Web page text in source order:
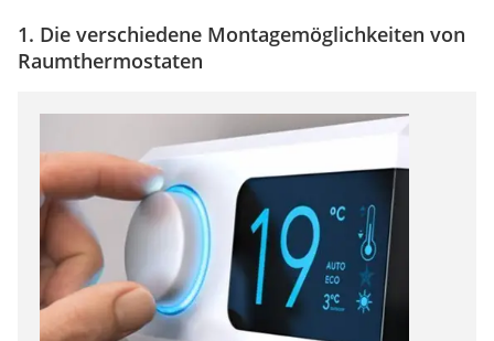
1. Die verschiedene Montagemöglichkeiten von
Raumthermostaten